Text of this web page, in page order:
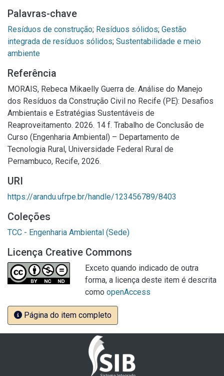
Palavras-chave
Resíduos de construção; Resíduos sólidos; Gestão
integrada de resíduos sólidos; Sustentabilidade e meio
ambiente
Referência
MORAIS, Rebeca Mikaelly Guerra de. Análise do Manejo
dos Resíduos da Construção Civil no Recife (PE): Desafios
Ambientais e Estratégias Sustentáveis de
Reaproveitamento. 2026. 14 f. Trabalho de Conclusão de
Curso (Engenharia Ambiental) – Departamento de
Tecnologia Rural, Universidade Federal Rural de
Pernambuco, Recife, 2026.
URI
https://arandu.ufrpe.br/handle/123456789/8403
Coleções
TCC - Engenharia Ambiental (Sede)
Licença Creative Commons
Exceto quando indicado de outra
forma, a licença deste item é descrita
como openAccess
Página do item completo